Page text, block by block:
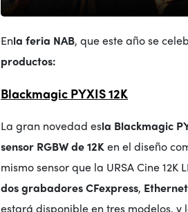
Enla feria NAB, que este año se
productos:
Blackmagic PYXIS 12K
La gran novedad esla Blackmagic
sensor RGBW de 12Ken el diseño
mismo sensor que la URSA Cine 12K
dos grabadores CFexpress,
estará disponible en tres modelos,